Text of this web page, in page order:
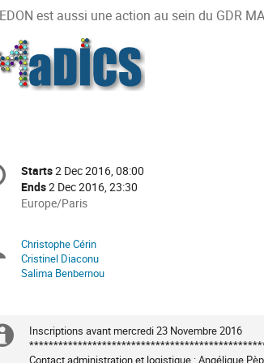
est aussi une action au sein du GDR
Date/Time
Starts2 Dec 2016, 08:00
Ends2 Dec 2016, 23:30
All
in
Europe/Paris
Europe/Paris
Chairpersons
Christophe Cérin
Cristinel Diaconu
Salima Benbernou
Extra
Inscriptions avant mercredi 23 Novembre 2016